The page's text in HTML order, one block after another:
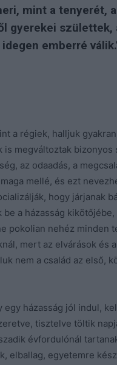
mint a tenyerét,
gyerekei
emberré
a régiek, halljuk
is megváltoztak
az odaadás, a
mellé, és ezt
hogy járjanak
a házasság
pokolian nehéz minden
mert az elvárások és
nem a család az első,
házasság jól indul,
tisztelve töltik
évfordulónál
elballag, egyetemre